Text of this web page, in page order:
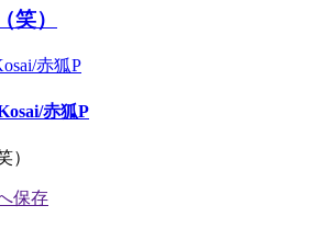
笑）
赤狐P
赤狐P
）